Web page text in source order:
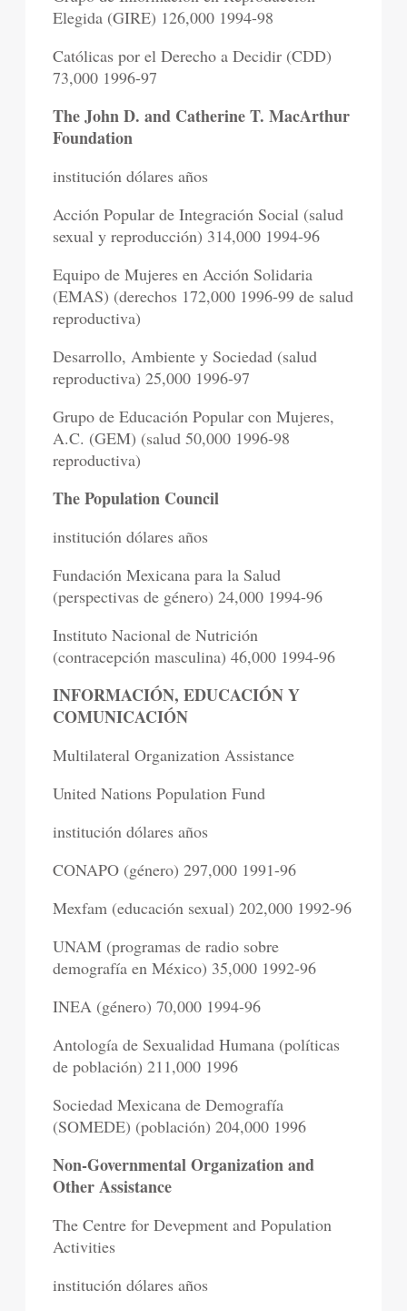
Elegida (GIRE) 126,000 1994-98
Católicas por el Derecho a Decidir (CDD)
73,000 1996-97
The John D. and Catherine T. MacArthur
Foundation
institución dólares años
Acción Popular de Integración Social (salud
sexual y reproducción) 314,000 1994-96
Equipo de Mujeres en Acción Solidaria
(EMAS) (derechos 172,000 1996-99 de salud
reproductiva)
Desarrollo, Ambiente y Sociedad (salud
reproductiva) 25,000 1996-97
Grupo de Educación Popular con Mujeres,
A.C. (GEM) (salud 50,000 1996-98
reproductiva)
The Population Council
institución dólares años
Fundación Mexicana para la Salud
(perspectivas de género) 24,000 1994-96
Instituto Nacional de Nutrición
(contracepción masculina) 46,000 1994-96
INFORMACIÓN, EDUCACIÓN Y
COMUNICACIÓN
Multilateral Organization Assistance
United Nations Population Fund
institución dólares años
CONAPO (género) 297,000 1991-96
Mexfam (educación sexual) 202,000 1992-96
UNAM (programas de radio sobre
demografía en México) 35,000 1992-96
INEA (género) 70,000 1994-96
Antología de Sexualidad Humana (políticas
de población) 211,000 1996
Sociedad Mexicana de Demografía
(SOMEDE) (población) 204,000 1996
Non-Governmental Organization and
Other Assistance
The Centre for Devepment and Population
Activities
institución dólares años